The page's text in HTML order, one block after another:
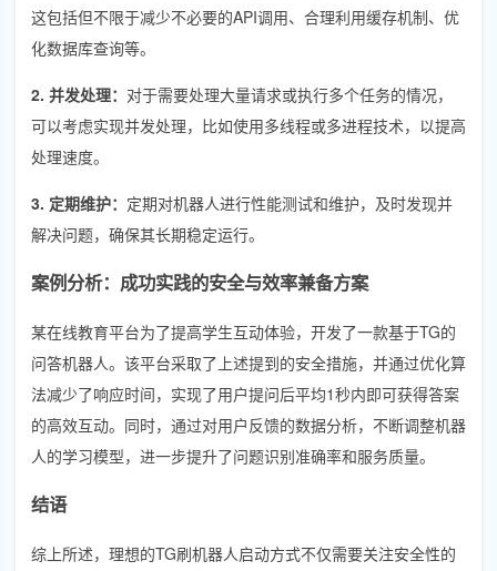
这包括但不限于减少不必要的API调用、合理利用缓存机制、优
化数据库查询等。
2. 并发处理： 对于需要处理大量请求或执行多个任务的情况，
可以考虑实现并发处理，比如使用多线程或多进程技术，以提高
处理速度。
3. 定期维护： 定期对机器人进行性能测试和维护，及时发现并
解决问题，确保其长期稳定运行。
案例分析：成功实践的安全与效率兼备方案
某在线教育平台为了提高学生互动体验，开发了一款基于TG的
问答机器人。该平台采取了上述提到的安全措施，并通过优化算
法减少了响应时间，实现了用户提问后平均1秒内即可获得答案
的高效互动。同时，通过对用户反馈的数据分析，不断调整机器
人的学习模型，进一步提升了问题识别准确率和服务质量。
结语
综上所述，理想的TG刷机器人启动方式不仅需要关注安全性的